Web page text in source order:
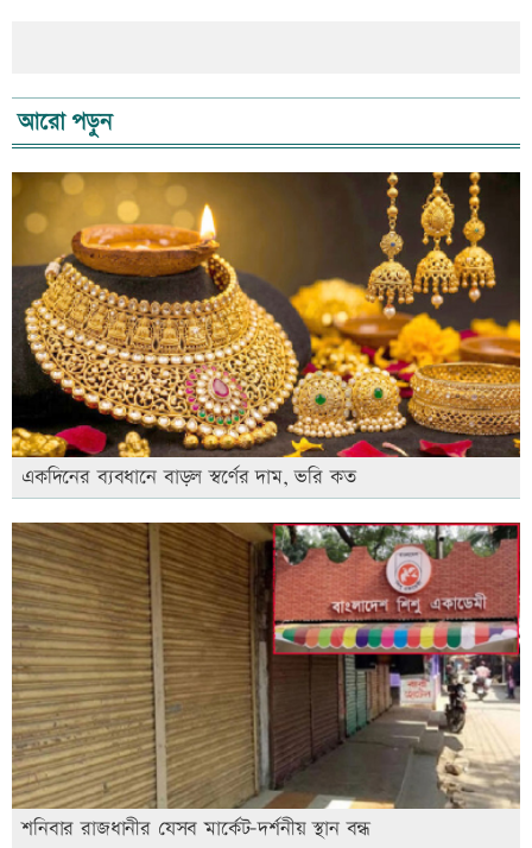
আরো পড়ুন
একদিনের ব্যবধানে বাড়ল স্বর্ণের দাম, ভরি কত
শনিবার রাজধানীর যেসব মার্কেট-দর্শনীয় স্থান বন্ধ